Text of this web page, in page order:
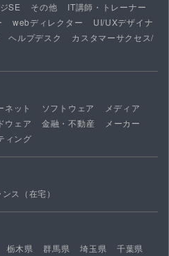
SE その他
IT講師・トレーナー
webディレクター
UI/UXデザイナ
ヘルプデスク
カスタマーサクセス/
ネット ソフトウェア
メディア
ウェア 金融・不動産
メーカー
ィング
ス（在宅）
栃木県 群馬県 埼玉県
千葉県